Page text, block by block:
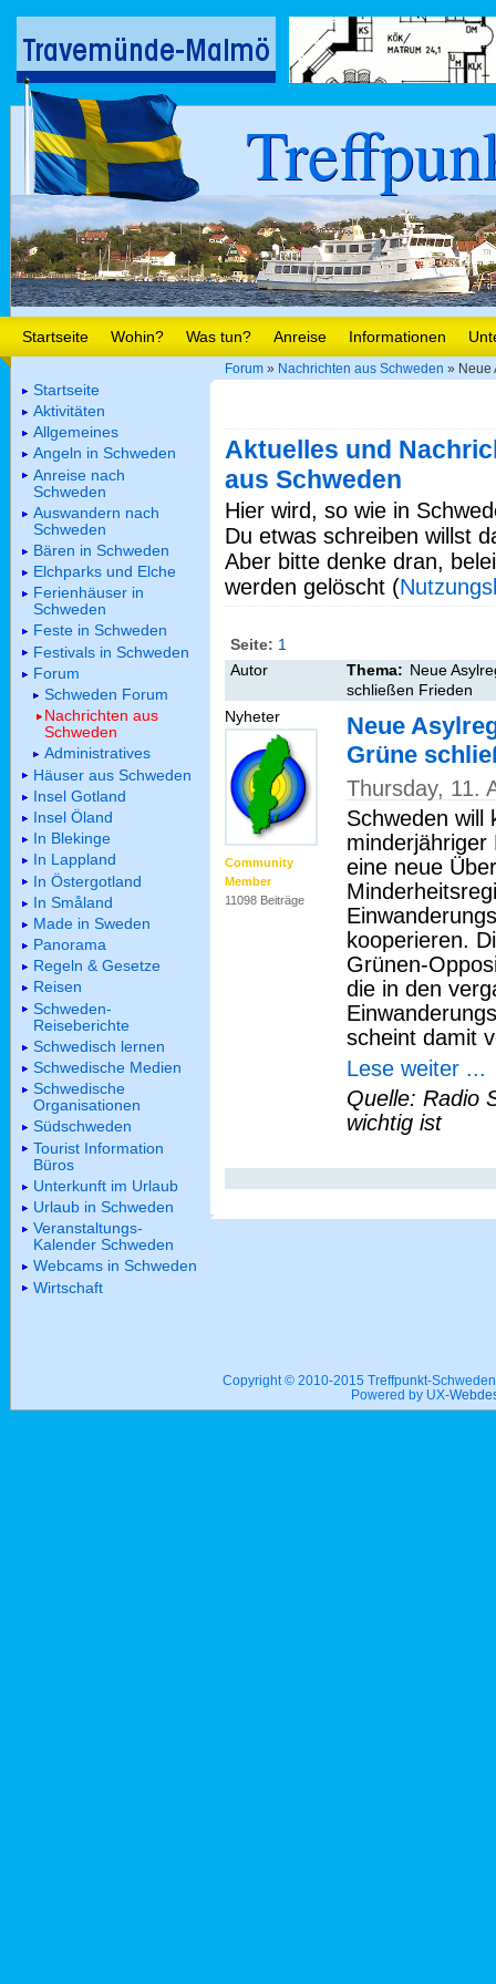
Startseite Wohin? Was tun? Anreise Informationen
Forum » Nachrichten aus Schweden » Neue
Aktuelles und
aus Schweden
Hier wird, so wie in
Du etwas schreiben willst
Aber bitte denke dran,
werden gelöscht (
Seite: 1
Autor
Thema: Neue
schließen Frieden
Nyheter
Community
Member
11098 Beiträge
Neue
Grüne
Thursday, 11.
Schweden will
minderjähriger
eine neue
kooperieren.
Grünen-
die in den
scheint damit
Lese weiter ...
Quelle: Radio
wichtig ist
Startseite
Aktivitäten
Allgemeines
Angeln in Schweden
Anreise nach
Schweden
Auswandern nach
Schweden
Bären in Schweden
Elchparks und Elche
Ferienhäuser in
Schweden
Feste in Schweden
Festivals in Schweden
Forum
Schweden Forum
Nachrichten aus
Schweden
Administratives
Häuser aus Schweden
Insel Gotland
Insel Öland
In Blekinge
In Lappland
In Östergotland
In Småland
Made in Sweden
Panorama
Regeln & Gesetze
Reisen
Schweden-
Reiseberichte
Schwedisch lernen
Schwedische Medien
Schwedische
Organisationen
Südschweden
Tourist Information
Büros
Unterkunft im Urlaub
Urlaub in Schweden
Veranstaltungs-
Kalender Schweden
Webcams in Schweden
Wirtschaft
Copyright © 2010-2015 Treffpunkt-
Powered by UX-